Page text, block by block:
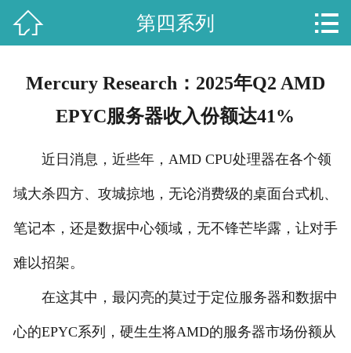
种植工艺
联系我们
客户留言
 第四系列 
Mercury Research：2025年Q2 AMD
EPYC服务器收入份额达41%
近日消息，近些年，AMD CPU处理器在各个领
域大杀四方、攻城掠地，无论消费级的桌面台式机、
笔记本，还是数据中心领域，无不锋芒毕露，让对手
难以招架。
在这其中，最闪亮的莫过于定位服务器和数据中
心的EPYC系列，硬生生将AMD的服务器市场份额从